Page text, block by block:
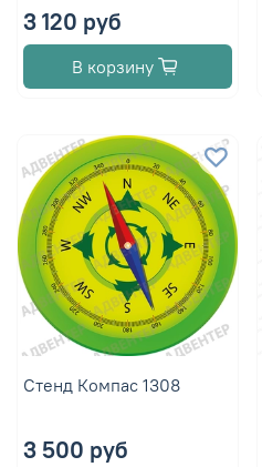
3 120 руб
В корзину
Стенд Компас 1308
3 500 руб